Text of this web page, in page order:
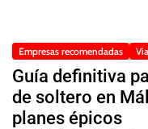
Empresas recomendadas
Guía definitiva
de soltero en
planes épicos